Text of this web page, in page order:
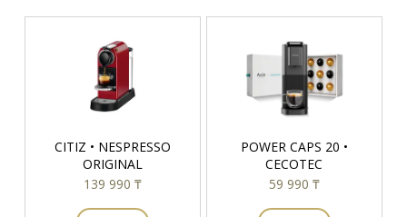
CITIZ • NESPRESSO
ORIGINAL
139 990 ₸
POWER CAPS 20 •
CECOTEC
59 990 ₸